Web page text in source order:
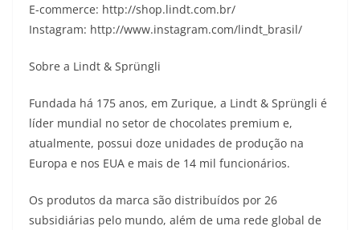
E-commerce: http://shop.lindt.com.br/
Instagram: http://www.instagram.com/lindt_brasil/
Sobre a Lindt & Sprüngli
Fundada há 175 anos, em Zurique, a Lindt & Sprüngli é
líder mundial no setor de chocolates premium e,
atualmente, possui doze unidades de produção na
Europa e nos EUA e mais de 14 mil funcionários.
Os produtos da marca são distribuídos por 26
subsidiárias pelo mundo, além de uma rede global de